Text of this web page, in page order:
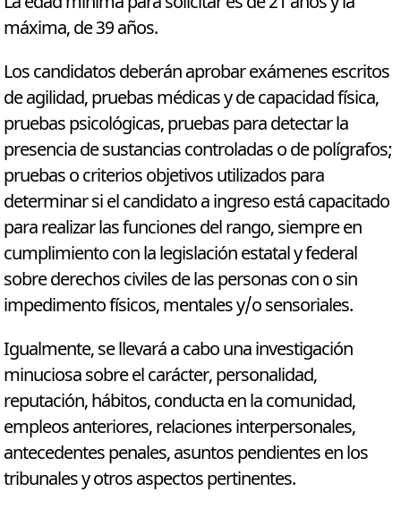
máxima, de 39 años.
Los candidatos deberán aprobar exámenes escritos
de agilidad, pruebas médicas y de capacidad física,
pruebas psicológicas, pruebas para detectar la
presencia de sustancias controladas o de polígrafos;
pruebas o criterios objetivos utilizados para
determinar si el candidato a ingreso está capacitado
para realizar las funciones del rango, siempre en
cumplimiento con la legislación estatal y federal
sobre derechos civiles de las personas con o sin
impedimento físicos, mentales y/o sensoriales.
Igualmente, se llevará a cabo una investigación
minuciosa sobre el carácter, personalidad,
reputación, hábitos, conducta en la comunidad,
empleos anteriores, relaciones interpersonales,
antecedentes penales, asuntos pendientes en los
tribunales y otros aspectos pertinentes.